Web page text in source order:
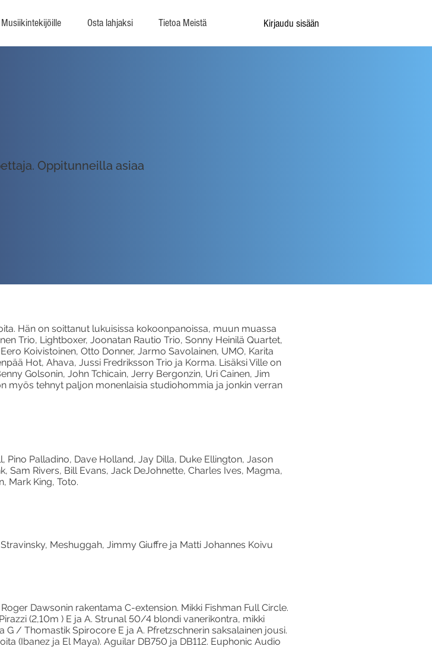
Musiikintekijöille Osta lahjaksi Tietoa Meistä Kirjaudu sisään
Oppitunneilla asiaa
Hän on soittanut lukuisissa kokoonpanoissa, muun muassa
Trio, Lightboxer, Joonatan Rautio Trio, Sonny Heinilä Quartet,
Koivistoinen, Otto Donner, Jarmo Savolainen, UMO, Karita
Hot, Ahava, Jussi Fredriksson Trio ja Korma. Lisäksi Ville on
Golsonin, John Tchicain, Jerry Bergonzin, Uri Cainen, Jim
myös tehnyt paljon monenlaisia studiohommia ja jonkin verran
Pino Palladino, Dave Holland, Jay Dilla, Duke Ellington, Jason
Sam Rivers, Bill Evans, Jack DeJohnette, Charles Ives, Magma,
Mark King, Toto.
Meshuggah, Jimmy Giuffre ja Matti Johannes Koivu
Dawsonin rakentama C-extension. Mikki Fishman Full Circle.
(2,10m ) E ja A. Strunal 50/4 blondi vanerikontra, mikki
/ Thomastik Spirocore E ja A. Pfretzschnerin saksalainen jousi.
(Ibanez ja El Maya). Aguilar DB750 ja DB112. Euphonic Audio